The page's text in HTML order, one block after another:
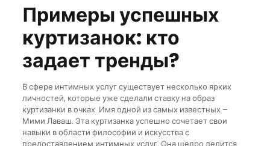
Примеры успешных
куртизанок: кто
задает тренды?
В сфере интимных услуг существует несколько ярких
личностей, которые уже сделали ставку на образ
куртизанки в очках. Имя одной из самых известных –
Мими Лаваш. Эта куртизанка успешно сочетает свои
навыки в области философии и искусства с
предоставлением интимных услуг. Она щедро делится